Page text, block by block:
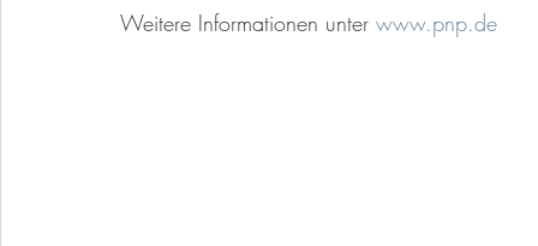
Weitere Informationen unter www.pnp.de